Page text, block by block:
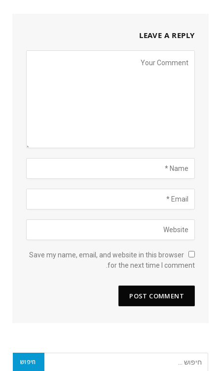
LEAVE A REPLY
Save my name, email, and website in this browser
for the next time I comment.